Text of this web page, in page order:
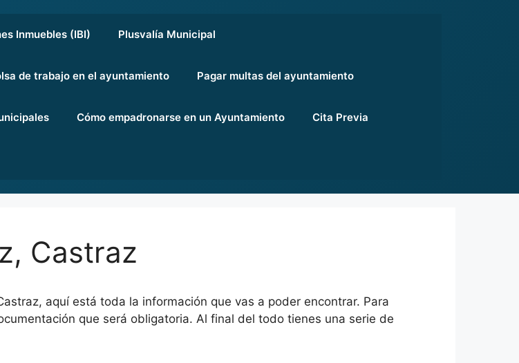
Inmuebles (IBI) Plusvalía Municipal
de trabajo en el ayuntamiento Pagar multas del ayuntamiento
Cómo empadronarse en un Ayuntamiento Cita Previa
Castraz
aquí está toda la información que vas a poder encontrar. Para
que será obligatoria. Al final del todo tienes una serie de